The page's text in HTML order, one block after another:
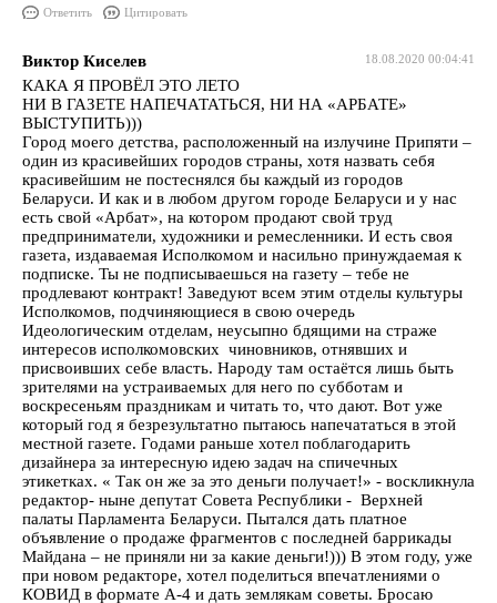
Ответить Цитировать
18.08.2020 00:04:41
Виктор Киселев
КАКА Я ПРОВЁЛ ЭТО ЛЕТО
НИ В ГАЗЕТЕ НАПЕЧАТАТЬСЯ, НИ НА «АРБАТЕ»
ВЫСТУПИТЬ)))
Город моего детства, расположенный на излучине Припяти –
один из красивейших городов страны, хотя назвать себя
красивейшим не постеснялся бы каждый из городов
Беларуси. И как и в любом другом городе Беларуси и у нас
есть свой «Арбат», на котором продают свой труд
предприниматели, художники и ремесленники. И есть своя
газета, издаваемая Исполкомом и насильно принуждаемая к
подписке. Ты не подписываешься на газету – тебе не
продлевают контракт! Заведуют всем этим отделы культуры
Исполкомов, подчиняющиеся в свою очередь
Идеологическим отделам, неусыпно бдящими на страже
интересов исполкомовских чиновников, отнявших и
присвоивших себе власть. Народу там остаётся лишь быть
зрителями на устраиваемых для него по субботам и
воскресеньям праздникам и читать то, что дают. Вот уже
который год я безрезультатно пытаюсь напечататься в этой
местной газете. Годами раньше хотел поблагодарить
дизайнера за интересную идею задач на спичечных
этикетках. « Так он же за это деньги получает!» - воскликнула
редактор- ныне депутат Совета Республики - Верхней
палаты Парламента Беларуси. Пытался дать платное
объявление о продаже фрагментов с последней баррикады
Майдана – не приняли ни за какие деньги!))) В этом году, уже
при новом редакторе, хотел поделиться впечатлениями о
КОВИД в формате А-4 и дать землякам советы. Бросаю